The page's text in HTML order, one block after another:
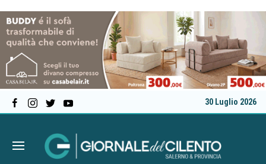
30 Luglio 2026